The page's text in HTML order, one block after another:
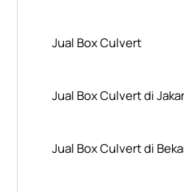
Jual Box Culvert
Jual Box Culvert di
Jual Box Culvert di